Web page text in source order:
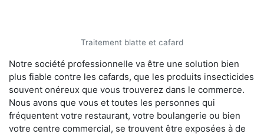
Traitement blatte et cafard
Notre société professionnelle va être une solution bien
plus fiable contre les cafards, que les produits insecticides
souvent onéreux que vous trouverez dans le commerce.
Nous avons que vous et toutes les personnes qui
fréquentent votre restaurant, votre boulangerie ou bien
votre centre commercial, se trouvent être exposées à de